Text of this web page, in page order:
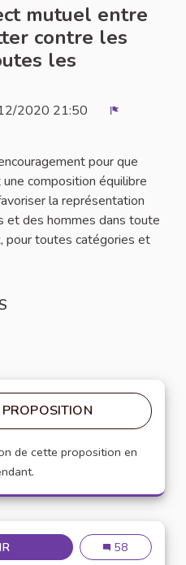
mutuel entre
contre les
les
2020 21:50
pour que
composition équilibre
la représentation
et des hommes dans toute
pour toutes catégories et
de cette proposition en
VEUILLEZ AU RESPECT
Veuillez au
58